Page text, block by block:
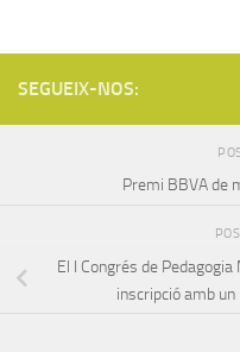
SEGUEIX-NOS:
Premi BBVA de
El I Congrés de
inscripció amb